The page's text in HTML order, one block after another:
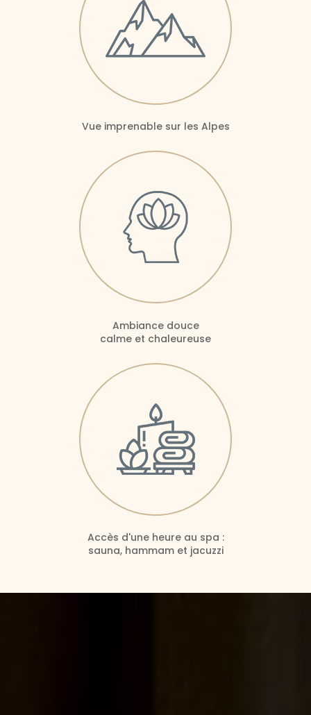
Vue imprenable sur les Alpes
Ambiance douce
calme et chaleureuse
Accès d'une heure au spa :
sauna, hammam et jacuzzi